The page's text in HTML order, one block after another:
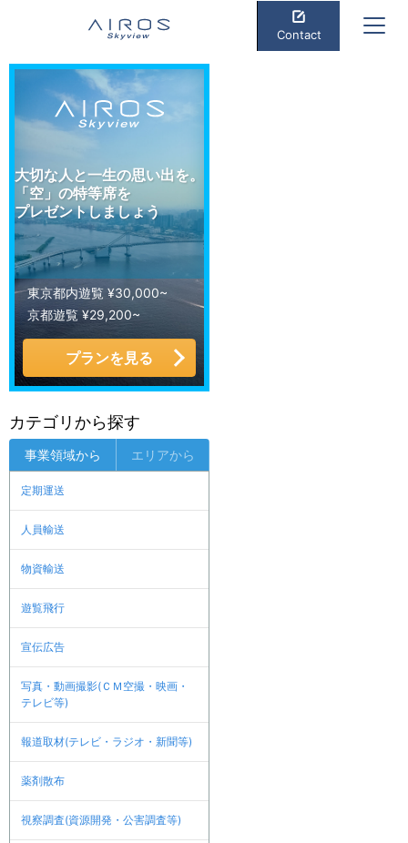
Contact
大切な人と一生の思い出を。
「空」の特等席を
プレゼントしましょう
東京都内遊覧 ¥30,000~
京都遊覧 ¥29,200~
プランを見る
カテゴリから探す
事業領域から エリアから
定期運送
人員輸送
物資輸送
遊覧飛行
宣伝広告
写真・動画撮影(ＣＭ空撮・映画・
テレビ等)
報道取材(テレビ・ラジオ・新聞等)
薬剤散布
視察調査(資源開発・公害調査等)